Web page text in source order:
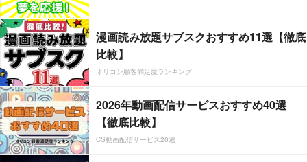
漫画読み放題サブスクおすすめ11選【徹底
比較】
オリコン顧客満足度ランキング
2026年動画配信サービスおすすめ40選
【徹底比較】
CS動画配信サービス20選